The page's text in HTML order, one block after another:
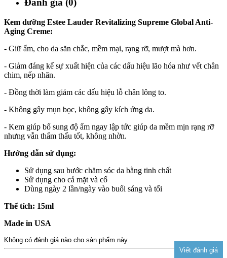
Đánh giá (0)
Kem dưỡng Estee Lauder Revitalizing Supreme Global Anti-
Aging Creme:
- Giữ ẩm, cho da săn chắc, mềm mại, rạng rỡ, mượt mà hơn.
- Giảm đáng kể sự xuất hiện của các dấu hiệu lão hóa như vết chân
chim, nếp nhăn.
- Đồng thời làm giảm các dấu hiệu lỗ chân lông to.
- Không gây mụn bọc, không gây kích ứng da.
- Kem giúp bổ sung độ ẩm ngay lập tức giúp da mềm mịn rạng rỡ
nhưng vẫn thẩm thấu tốt, không nhờn.
Hướng dẫn sử dụng:
Sử dụng sau bước chăm sóc da bằng tinh chất
Sử dụng cho cả mặt và cổ
Dùng ngày 2 lần/ngày vào buổi sáng và tối
Thể tích: 15ml
Made in USA
Không có đánh giá nào cho sản phẩm này.